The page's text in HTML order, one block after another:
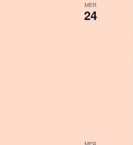
MER
24